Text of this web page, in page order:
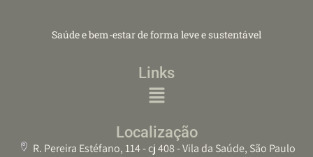
Saúde e bem-estar de forma leve e sustentável
Links
Localização
R. Pereira Estéfano, 114 - cj 408 - Vila da Saúde, São Paulo